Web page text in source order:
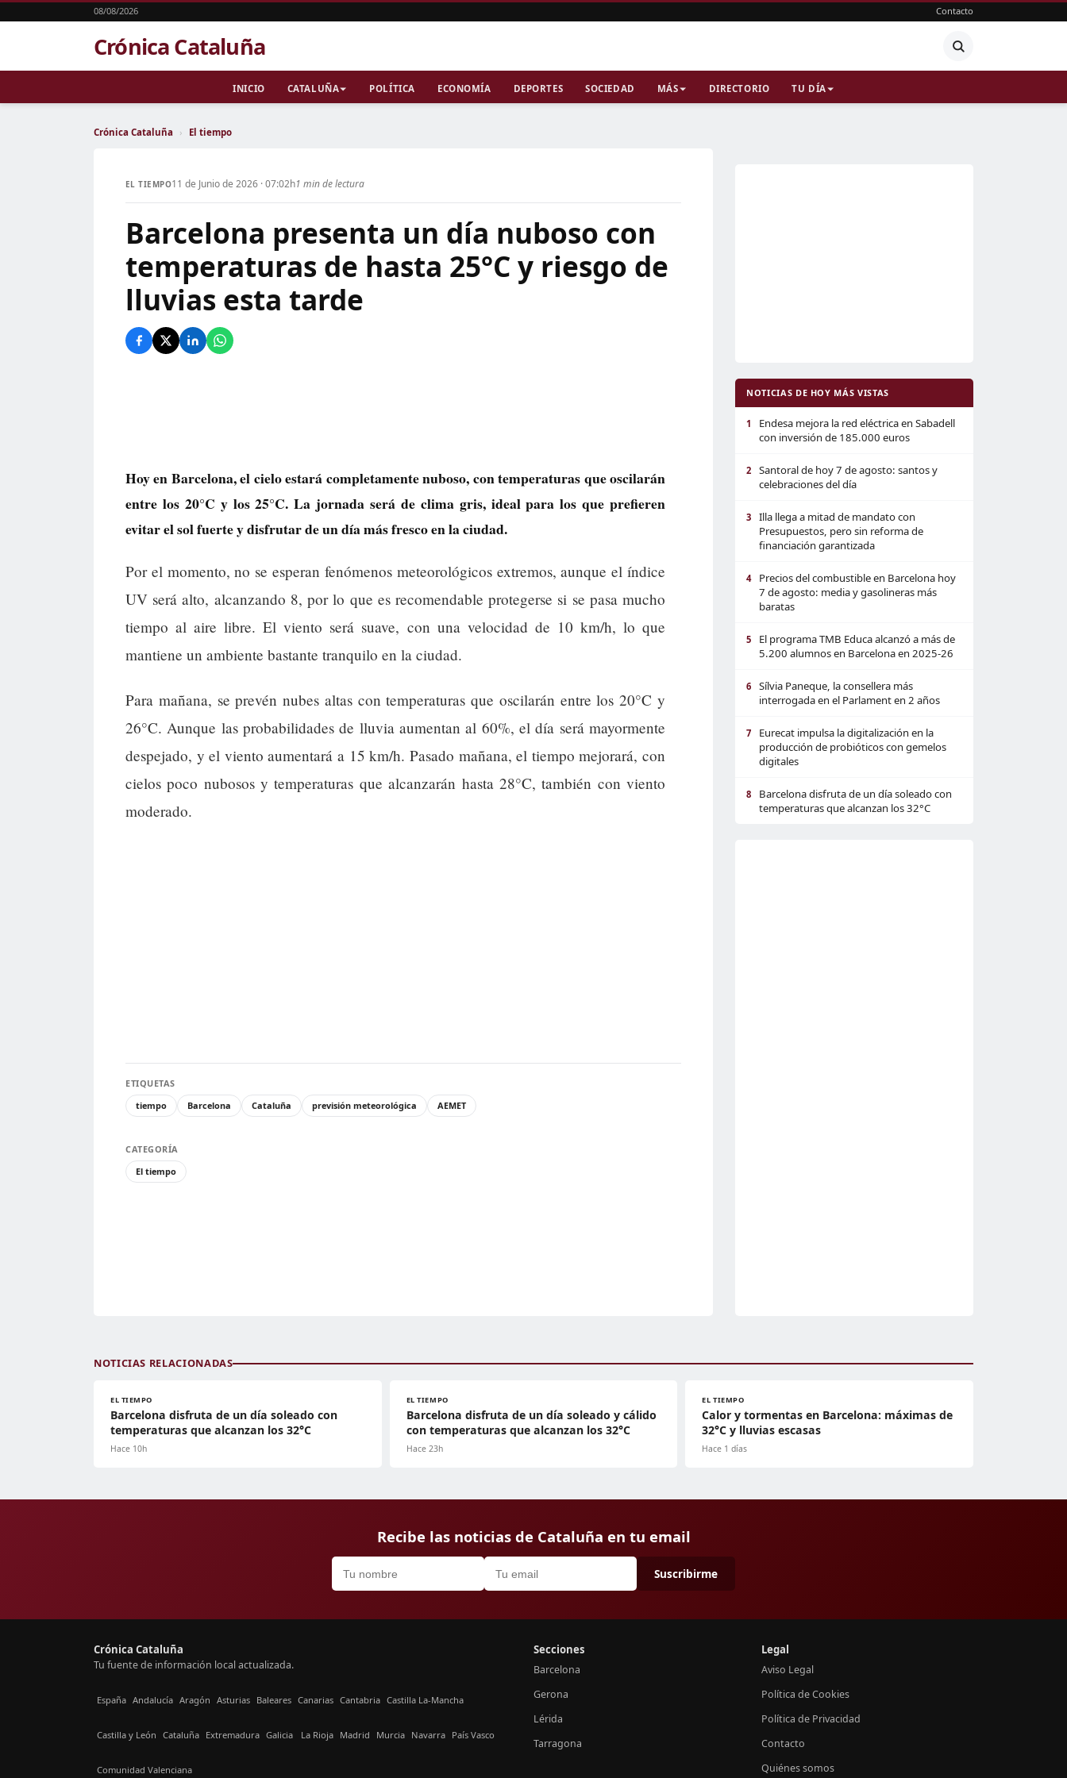
08/08/2026 Contacto
Crónica Cataluña
INICIO CATALUÑA POLÍTICA ECONOMÍA DEPORTES SOCIEDAD MÁS DIRECTORIO TU DÍA
Crónica Cataluña › El tiempo
EL TIEMPO11 de Junio de 2026 · 07:02h1 min de lectura
Barcelona presenta un día nuboso con
temperaturas de hasta 25°C y riesgo de
lluvias esta tarde
Hoy en Barcelona, el cielo estará completamente nuboso, con temperaturas que oscilarán
entre los 20°C y los 25°C. La jornada será de clima gris, ideal para los que prefieren
evitar el sol fuerte y disfrutar de un día más fresco en la ciudad.
Por el momento, no se esperan fenómenos meteorológicos extremos, aunque el índice
UV será alto, alcanzando 8, por lo que es recomendable protegerse si se pasa mucho
tiempo al aire libre. El viento será suave, con una velocidad de 10 km/h, lo que
mantiene un ambiente bastante tranquilo en la ciudad.
Para mañana, se prevén nubes altas con temperaturas que oscilarán entre los 20°C y
26°C. Aunque las probabilidades de lluvia aumentan al 60%, el día será mayormente
despejado, y el viento aumentará a 15 km/h. Pasado mañana, el tiempo mejorará, con
cielos poco nubosos y temperaturas que alcanzarán hasta 28°C, también con viento
moderado.
ETIQUETAS
tiempo
Barcelona Cataluña previsión meteorológica AEMET
CATEGORÍA
El tiempo
NOTICIAS DE HOY MÁS VISTAS
1
Endesa mejora la red eléctrica en Sabadell
con inversión de 185.000 euros
2
Santoral de hoy 7 de agosto: santos y
celebraciones del día
3
Illa llega a mitad de mandato con
Presupuestos, pero sin reforma de
financiación garantizada
4
Precios del combustible en Barcelona hoy
7 de agosto: media y gasolineras más
baratas
5
El programa TMB Educa alcanzó a más de
5.200 alumnos en Barcelona en 2025-26
6
Sílvia Paneque, la consellera más
interrogada en el Parlament en 2 años
7
Eurecat impulsa la digitalización en la
producción de probióticos con gemelos
digitales
8
Barcelona disfruta de un día soleado con
temperaturas que alcanzan los 32°C
NOTICIAS RELACIONADAS
EL TIEMPO
Barcelona disfruta de un día soleado con
temperaturas que alcanzan los 32°C
Hace 10h
EL TIEMPO
Barcelona disfruta de un día soleado y cálido
con temperaturas que alcanzan los 32°C
Hace 23h
EL TIEMPO
Calor y tormentas en Barcelona: máximas de
32°C y lluvias escasas
Hace 1 días
Recibe las noticias de Cataluña en tu email
Suscribirme
Crónica Cataluña
Tu fuente de información local actualizada.
España Andalucía Aragón Asturias Baleares Canarias Cantabria Castilla La-Mancha
Castilla y León Cataluña Extremadura Galicia La Rioja Madrid Murcia Navarra País Vasco
Comunidad Valenciana
Secciones
Barcelona
Gerona
Lérida
Tarragona
Legal
Aviso Legal
Política de Cookies
Política de Privacidad
Contacto
Quiénes somos